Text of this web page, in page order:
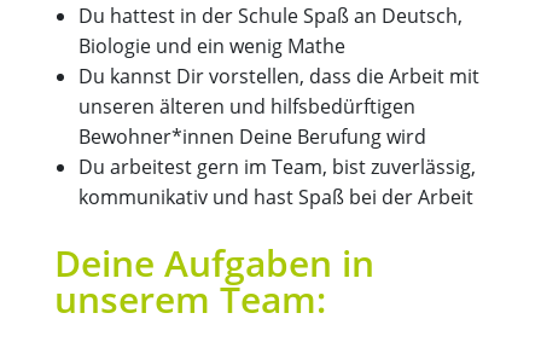
Du hattest in der Schule Spaß an Deutsch,
Biologie und ein wenig Mathe
Du kannst Dir vorstellen, dass die Arbeit mit
unseren älteren und hilfsbedürftigen
Bewohner*innen Deine Berufung wird
Du arbeitest gern im Team, bist zuverlässig,
kommunikativ und hast Spaß bei der Arbeit
Deine Aufgaben in
unserem Team: